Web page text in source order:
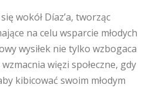
wokół Díaz’a, tworząc
na celu wsparcie młodych
wysiłek nie tylko wzbogaca
więzi społeczne, gdy
kibicować swoim młodym